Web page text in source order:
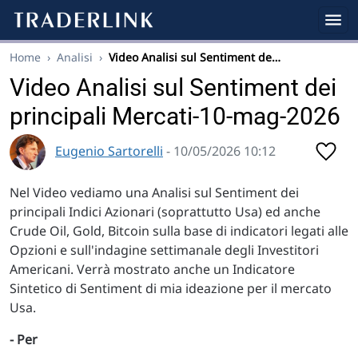
Home › Analisi › Video Analisi sul Sentiment de…
Video Analisi sul Sentiment dei
principali Mercati-10-mag-2026
Eugenio Sartorelli - 10/05/2026 10:12
Nel Video vediamo una Analisi sul Sentiment dei
principali Indici Azionari (soprattutto Usa) ed anche
Crude Oil, Gold, Bitcoin sulla base di indicatori legati alle
Opzioni e sull'indagine settimanale degli Investitori
Americani. Verrà mostrato anche un Indicatore
Sintetico di Sentiment di mia ideazione per il mercato
Usa.
- Per